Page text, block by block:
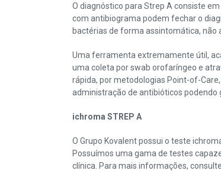
O diagnóstico para Strep A consiste
com antibiograma podem fechar o
bactérias de forma assintomática, não
Uma ferramenta extremamente útil,
uma coleta por swab orofaríngeo e
rápida, por metodologias Point-of-
administração de antibióticos podendo
ichroma STREP A
O Grupo Kovalent possui o teste
Possuímos uma gama de testes
clínica. Para mais informações,